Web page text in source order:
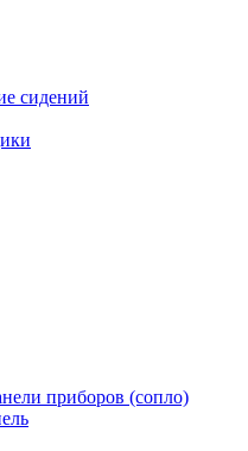
сидений
приборов (сопло)